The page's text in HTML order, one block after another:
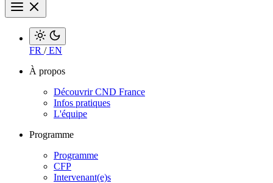
FR /EN
À propos
Découvrir CND France
Infos pratiques
L'équipe
Programme
Programme
CFP
Intervenant(e)s